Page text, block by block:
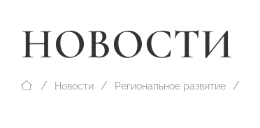
НОВОСТИ
Новости Региональное развитие